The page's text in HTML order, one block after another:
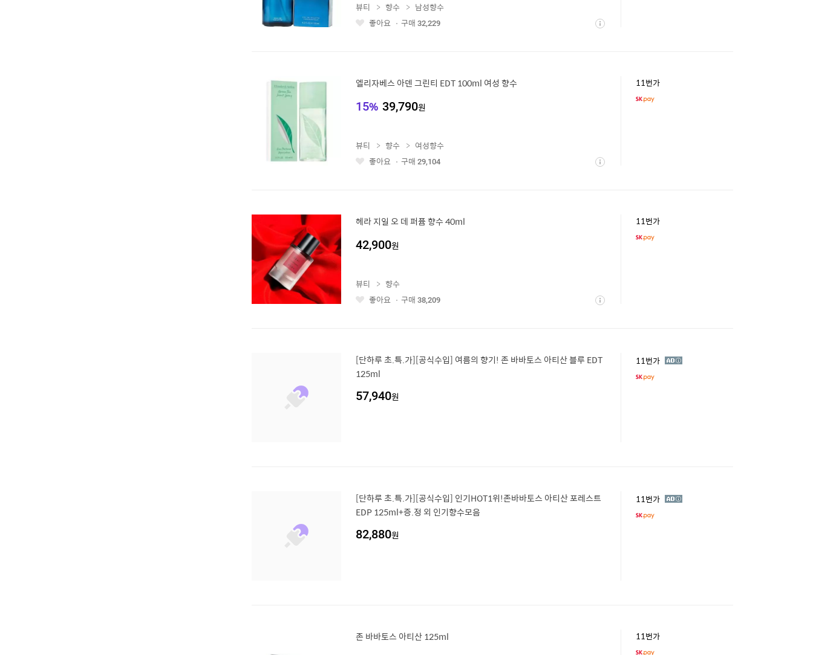
좋 상
뷰티 향수
남성향수
좋아요
구매 32,229
엘리자베스 아덴 그린티 EDT 100ml 여성 향수
15% 39,790원
11번가
좋 상
뷰티 향수
여성향수
좋아요
구매 29,104
헤라 지일 오 데 퍼퓸 향수 40ml
42,900원
11번가
좋 상
뷰티
향수
좋아요
구매 38,209
[단하루 초.특.가][공식수입] 여름의 향기! 존 바바토스 아티산 블루 EDT
125ml
57,940원
11번가 광
[단하루 초.특.가][공식수입] 인기HOT1위!존바바토스 아티산 포레스트
EDP 125ml+증.정 외 인기향수모음
82,880원
11번가 광
존 바바토스 아티산 125ml 11번가